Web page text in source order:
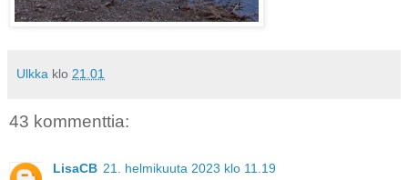
Ulkka klo 21.01
43 kommenttia:
LisaCB 21. helmikuuta 2023 klo 11.19